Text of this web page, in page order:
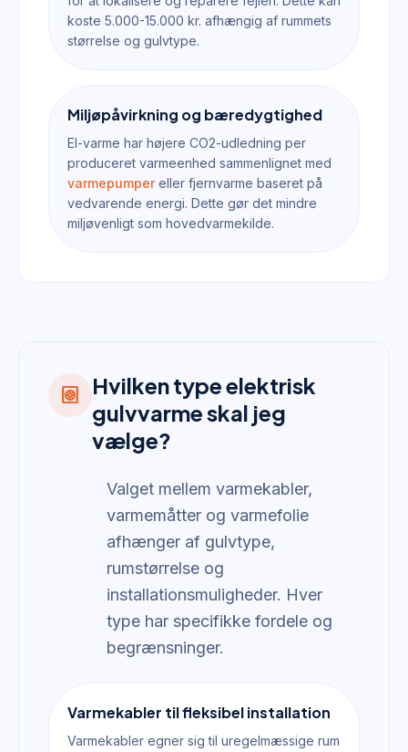
koste 5.000-15.000 kr. afhængig af rummets
størrelse og gulvtype.
Miljøpåvirkning og bæredygtighed
El-varme har højere CO2-udledning per
produceret varmeenhed sammenlignet med
varmepumpereller fjernvarme baseret på
vedvarende energi. Dette gør det mindre
miljøvenligt som hovedvarmekilde.
heat_pump
Hvilken type elektrisk
gulvvarme skal jeg
vælge?
Valget mellem varmekabler,
varmemåtter og varmefolie
afhænger af gulvtype,
rumstørrelse og
installationsmuligheder. Hver
type har specifikke fordele og
begrænsninger.
Varmekabler til fleksibel installation
Varmekabler egner sig til uregelmæssige rum